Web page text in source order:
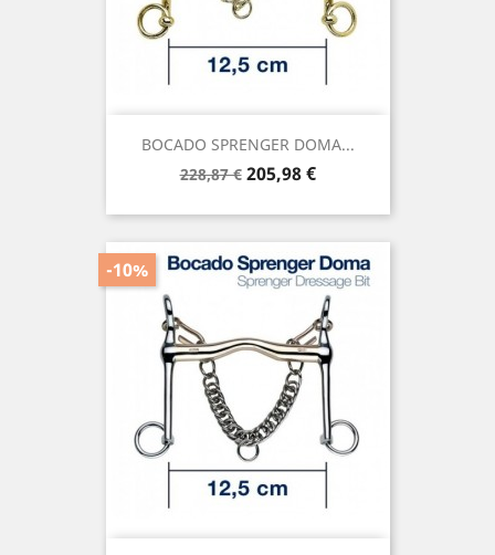
BOCADO SPRENGER DOMA...
Precio
228,87 € Precio
205,98 €
-10%